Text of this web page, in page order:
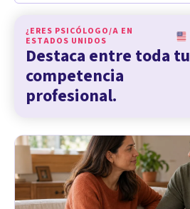
¿ERES PSICÓLOGO/A EN
ESTADOS UNIDOS
Destaca entre toda tu
competencia
profesional.